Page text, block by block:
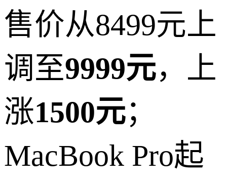
售价从8499元上
调至9999元，上
涨1500元；
MacBook Pro起